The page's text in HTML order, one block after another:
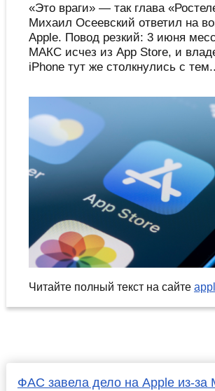
«Это враги» — так глава
Михаил Осеевский ответил на
Apple. Повод резкий: 3 июня
МАКС исчез из App Store, и
iPhone тут же столкнулись с
Читайте полный текст на сайте
ФАС завела дело на Apple из-